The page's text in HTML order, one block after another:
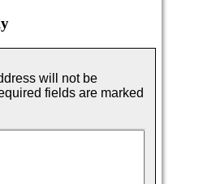
will not be
fields are marked